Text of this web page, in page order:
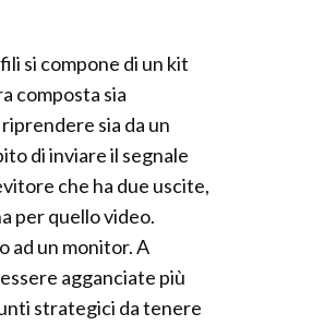
si compone di un kit
composta sia
sia da un
di inviare il segnale
che ha due uscite,
per quello video.
ad un monitor. A
agganciate più
strategici da tenere